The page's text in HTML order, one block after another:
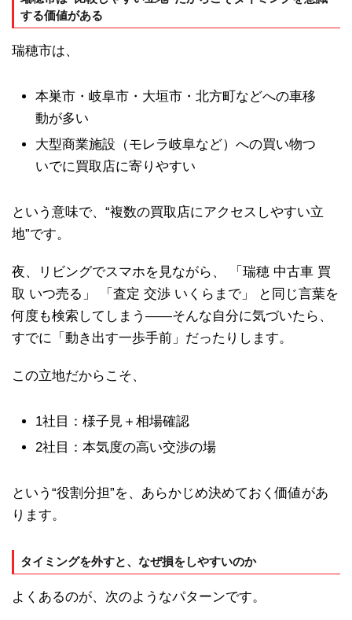
する価値がある
瑞穂市は、
本巣市・岐阜市・大垣市・北方町などへの車移
動が多い
大型商業施設（モレラ岐阜など）への買い物つ
いでに買取店に寄りやすい
という意味で、“複数の買取店にアクセスしやすい立
地”です。
夜、リビングでスマホを見ながら、 「瑞穂 中古車 買
取 いつ売る」 「査定 交渉 いくらまで」 と同じ言葉を
何度も検索してしまう――そんな自分に気づいたら、
すでに「動き出す一歩手前」だったりします。
この立地だからこそ、
1社目：様子見＋相場確認
2社目：本気度の高い交渉の場
という“役割分担”を、あらかじめ決めておく価値があ
ります。
タイミングを外すと、なぜ損をしやすいのか
よくあるのが、次のようなパターンです。